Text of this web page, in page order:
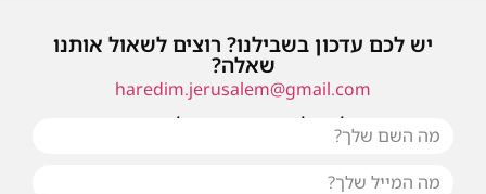
יש לכם עדכון בשבילנו? רוצים לשאול אותנו
שאלה?
haredim.jerusalem@gmail.com
או שילחו אלינו פנייה ונחזור אליכם בהקדם